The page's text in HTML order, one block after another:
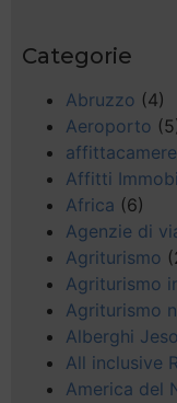
Categorie
Abruzzo (4)
Aeroporto
affittacamere
Affitti
Africa (6)
Agenzie di
Agriturismo
Agriturismo
Agriturismo
Alberghi
All inclusive
America del